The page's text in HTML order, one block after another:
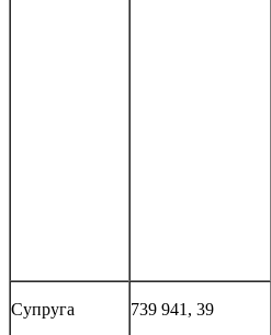
Супруга 739 941, 39